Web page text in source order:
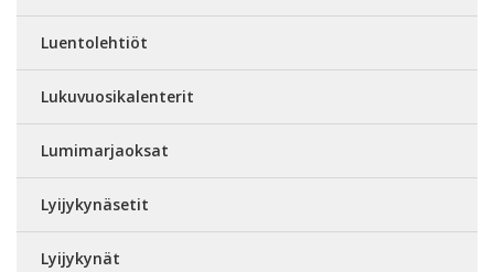
Luentolehtiöt
Lukuvuosikalenterit
Lumimarjaoksat
Lyijykynäsetit
Lyijykynät